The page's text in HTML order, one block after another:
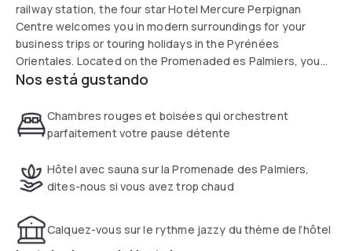
railway station, the four star Hotel Mercure Perpignan
Centre welcomes you in modern surroundings for your
business trips or touring holidays in the Pyrénées
Orientales. Located on the Promenaded es Palmiers, you
will appreciate our hotel's nearness to the Conference
with simple and rapid access to all the highlights of Catalan
culture.
Nos está gustando
Chambres rouges et boisées qui orchestrent
parfaitement votre pause détente
Hôtel avec sauna sur la Promenade des Palmiers,
dites-nous si vous avez trop chaud
Calquez-vous sur le rythme jazzy du thème de l’hôtel